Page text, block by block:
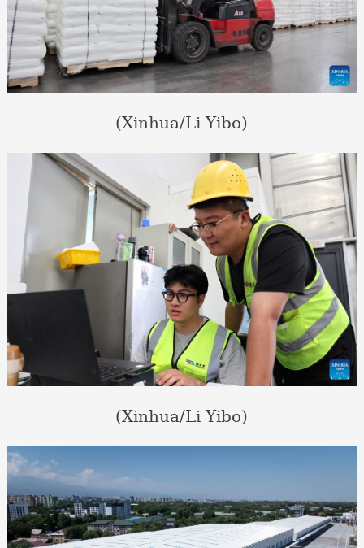
(Xinhua/Li Yibo)
(Xinhua/Li Yibo)